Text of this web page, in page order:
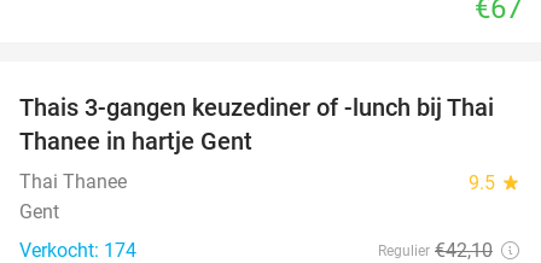
€67
36%
Thais 3-gangen keuzediner of -lunch bij Thai
Thanee in hartje Gent
Thai Thanee 9.5 star
Gent
Verkocht: 174
Regulier €42,10